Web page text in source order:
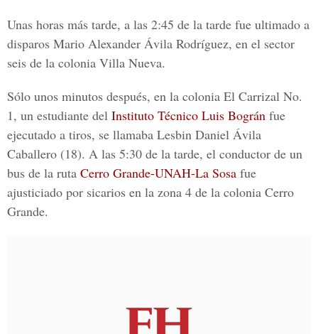
Unas horas más tarde, a las 2:45 de la tarde fue ultimado a
disparos Mario Alexander Ávila Rodríguez, en el sector
seis de la colonia Villa Nueva.
Sólo unos minutos después, en la colonia El Carrizal No.
1, un estudiante del Instituto Técnico Luis Bográn fue
ejecutado a tiros, se llamaba Lesbin Daniel Ávila
Caballero (18). A las 5:30 de la tarde, el conductor de un
bus de la ruta Cerro Grande-UNAH-La Sosa fue
ajusticiado por sicarios en la zona 4 de la colonia Cerro
Grande.